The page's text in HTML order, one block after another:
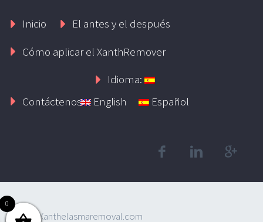
Inicio
El antes y el después
Cómo aplicar el XanthRemover
Contáctenos
Idioma:
English
Español
2019 © Xanthelasmaremoval.com
0